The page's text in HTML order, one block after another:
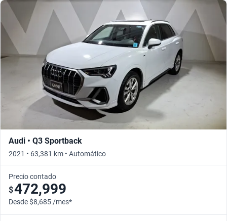
Audi • Q3 Sportback
2021 • 63,381 km • Automático
Precio contado
$472,999
Desde $8,685 /mes*